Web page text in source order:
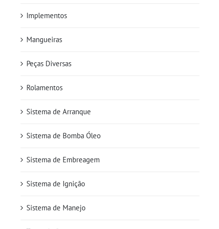
Implementos
Mangueiras
Peças Diversas
Rolamentos
Sistema de Arranque
Sistema de Bomba Óleo
Sistema de Embreagem
Sistema de Ignição
Sistema de Manejo